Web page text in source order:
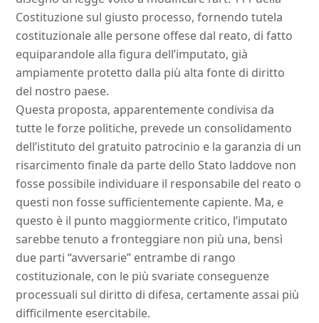
Costituzione sul giusto processo, fornendo tutela
costituzionale alle persone offese dal reato, di fatto
equiparandole alla figura dell’imputato, già
ampiamente protetto dalla più alta fonte di diritto
del nostro paese.
Questa proposta, apparentemente condivisa da
tutte le forze politiche, prevede un consolidamento
dell’istituto del gratuito patrocinio e la garanzia di un
risarcimento finale da parte dello Stato laddove non
fosse possibile individuare il responsabile del reato o
questi non fosse sufficientemente capiente. Ma, e
questo è il punto maggiormente critico, l’imputato
sarebbe tenuto a fronteggiare non più una, bensì
due parti “avversarie” entrambe di rango
costituzionale, con le più svariate conseguenze
processuali sul diritto di difesa, certamente assai più
difficilmente esercitabile.